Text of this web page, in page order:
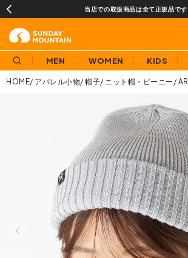
当店での取扱商品は全て正規品です
MEN WOMEN KIDS
HOME アパレル小物 帽子 ニット帽・ビーニー